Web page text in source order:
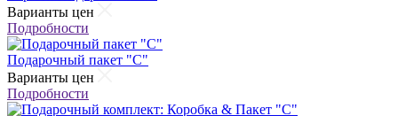
Варианты цен
Подробности
Подарочный пакет "С"
Варианты цен
Подробности